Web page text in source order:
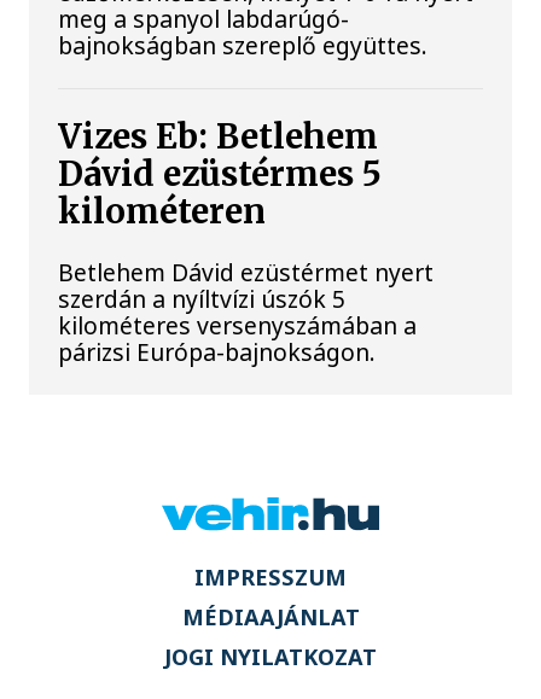
meg a spanyol labdarúgó-
bajnokságban szereplő együttes.
Vizes Eb: Betlehem
Dávid ezüstérmes 5
kilométeren
Betlehem Dávid ezüstérmet nyert
szerdán a nyíltvízi úszók 5
kilométeres versenyszámában a
párizsi Európa-bajnokságon.
IMPRESSZUM
MÉDIAAJÁNLAT
JOGI NYILATKOZAT